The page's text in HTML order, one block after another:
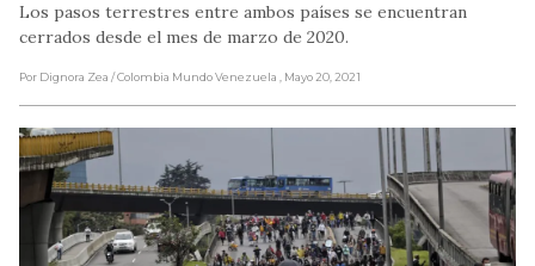
Los pasos terrestres entre ambos países se encuentran
cerrados desde el mes de marzo de 2020.
Por Dignora Zea / Colombia Mundo Venezuela , Mayo 20, 2021